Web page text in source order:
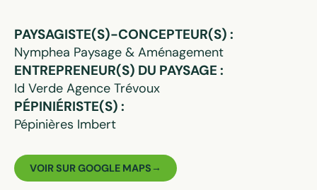
PAYSAGISTE(S)-CONCEPTEUR(S) :
Nymphea Paysage & Aménagement
ENTREPRENEUR(S) DU PAYSAGE :
Id Verde Agence Trévoux
PÉPINIÉRISTE(S) :
Pépinières Imbert
VOIR SUR GOOGLE MAPS